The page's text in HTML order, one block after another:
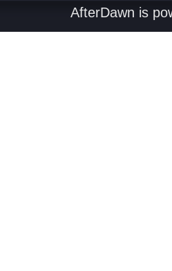
AfterDawn is